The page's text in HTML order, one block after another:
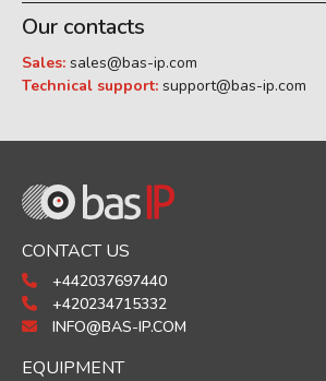
Our contacts
Sales: sales@bas-ip.com
Technical support: support@bas-ip.com
CONTACT US
+442037697440
+420234715332
INFO@BAS-IP.COM
EQUIPMENT